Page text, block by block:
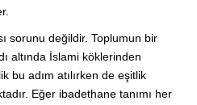
sorunu değildir. Toplumun bir
altında İslami köklerinden
bu adım atılırken de eşitlik
Eğer ibadethane tanımı her